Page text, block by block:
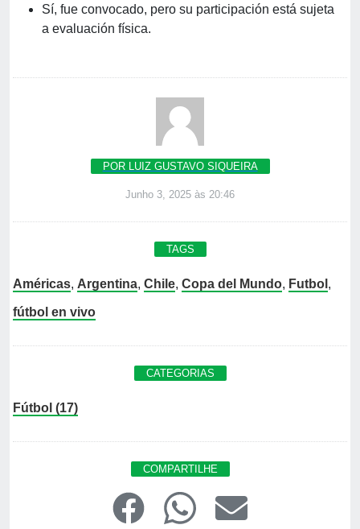
Sí, fue convocado, pero su participación está sujeta
a evaluación física.
POR LUIZ GUSTAVO SIQUEIRA
Junho 3, 2025 às 20:46
TAGS
Américas, Argentina, Chile, Copa del Mundo, Futbol ,
fútbol en vivo
CATEGORIAS
Fútbol (17)
COMPARTILHE